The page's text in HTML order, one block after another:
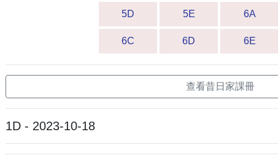
5D 5E 6A
6C 6D 6E
查看昔日家課冊
1D - 2023-10-18